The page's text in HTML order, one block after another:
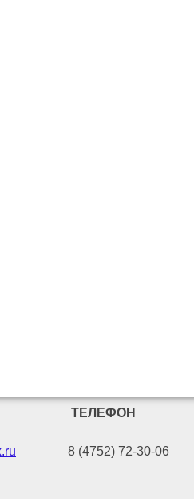
ТЕЛЕФОН
8 (4752) 72-30-06